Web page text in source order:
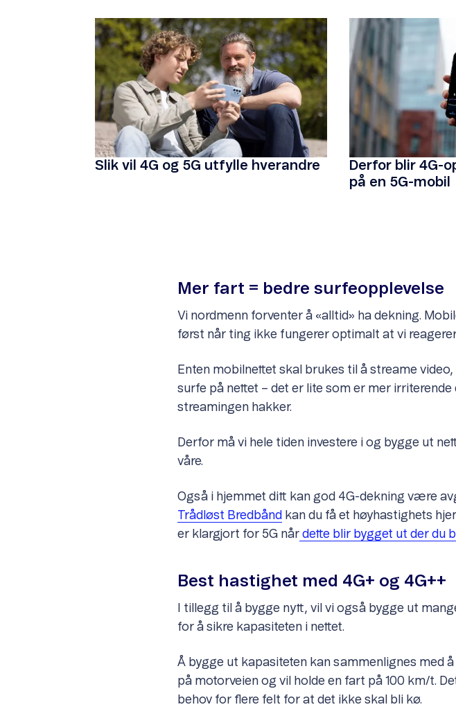
Slik vil 4G og 5G utfylle hverandre
Derfor blir 4G-
på en 5G-mobil
Mer fart = bedre surfeopplevelse
Vi nordmenn forventer å «alltid» ha dekning.
først når ting ikke fungerer optimalt at vi
Enten mobilnettet skal brukes til å streame
surfe på nettet – det er lite som er mer
streamingen hakker.
Derfor må vi hele tiden investere i og bygge ut
våre.
Også i hjemmet ditt kan god 4G-dekning være
Trådløst Bredbånd kan du få et høyhastighets
er klargjort for 5G når dette blir bygget ut der du
Best hastighet med 4G+ og 4G++
I tillegg til å bygge nytt, vil vi også bygge ut
for å sikre kapasiteten i nettet.
Å bygge ut kapasiteten kan sammenlignes med
på motorveien og vil holde en fart på 100 km/t.
behov for flere felt for at det ikke skal bli kø.